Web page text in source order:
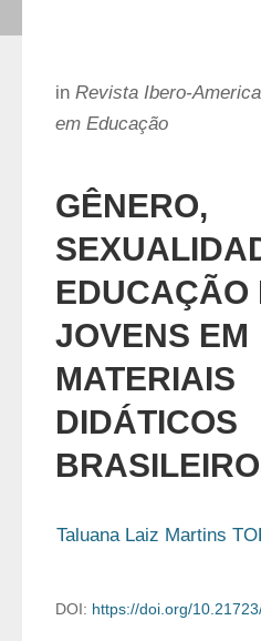
in Revista Ibero-
em Educação
GÊNERO,
EDUCAÇÃO
JOVENS EM
MATERIAIS
DIDÁTICOS
Taluana Laiz Martins
DOI: https://doi.org/